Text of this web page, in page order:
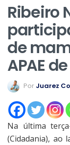
Ribeiro
de
APAE de
Por Juarez
Na última
(Cidadania), ao